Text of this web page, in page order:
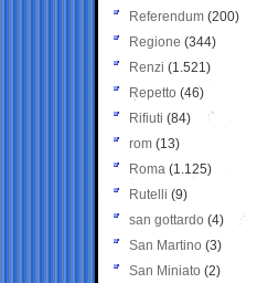
Referendum (200)
Regione (344)
Renzi (1.521)
Repetto (46)
Rifiuti (84)
rom (13)
Roma (1.125)
Rutelli (9)
san gottardo (4)
San Martino (3)
San Miniato (2)